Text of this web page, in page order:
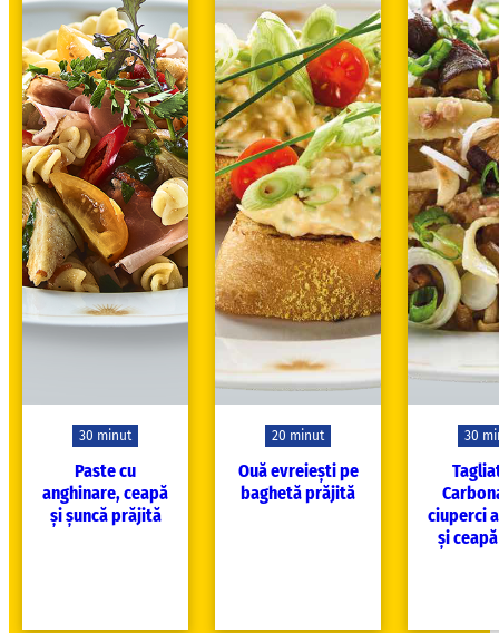
30 minut
Paste cu
anghinare, ceapă
și șuncă prăjită
20 minut
Ouă evreiești pe
baghetă prăjită
30
ciuperci
și